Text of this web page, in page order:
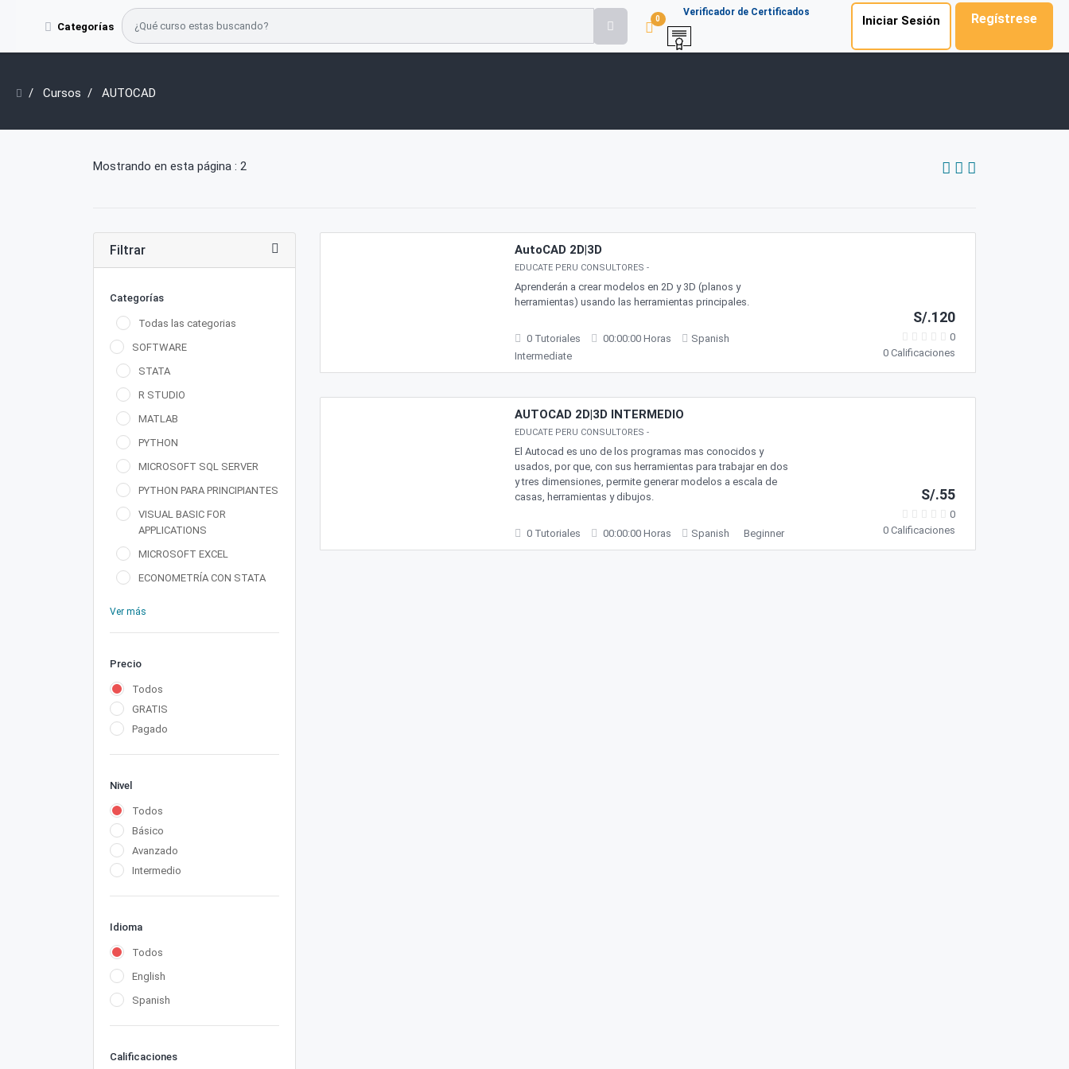
Categorías
0
Verificador de Certificados
Iniciar Sesión Regístrese
Cursos AUTOCAD
Mostrando en esta página : 2
Filtrar
Categorías
Todas las categorias
SOFTWARE
STATA
R STUDIO
MATLAB
PYTHON
MICROSOFT SQL SERVER
PYTHON PARA PRINCIPIANTES
VISUAL BASIC FOR
APPLICATIONS
MICROSOFT EXCEL
ECONOMETRÍA CON STATA
Ver más
Precio
Todos
GRATIS
Pagado
Nivel
Todos
Básico
Avanzado
Intermedio
Idioma
Todos
English
Spanish
Calificaciones
AutoCAD 2D|3D
EDUCATE PERU CONSULTORES -
Aprenderán a crear modelos en 2D y 3D (planos y
herramientas) usando las herramientas principales.
0 Tutoriales 00:00:00 Horas
Spanish
Intermediate
S/.120
0
0 Calificaciones
AUTOCAD 2D|3D INTERMEDIO
EDUCATE PERU CONSULTORES -
El Autocad es uno de los programas mas conocidos y
usados, por que, con sus herramientas para trabajar en dos
y tres dimensiones, permite generar modelos a escala de
casas, herramientas y dibujos.
0 Tutoriales 00:00:00 Horas Spanish Beginner
S/.55
0
0 Calificaciones